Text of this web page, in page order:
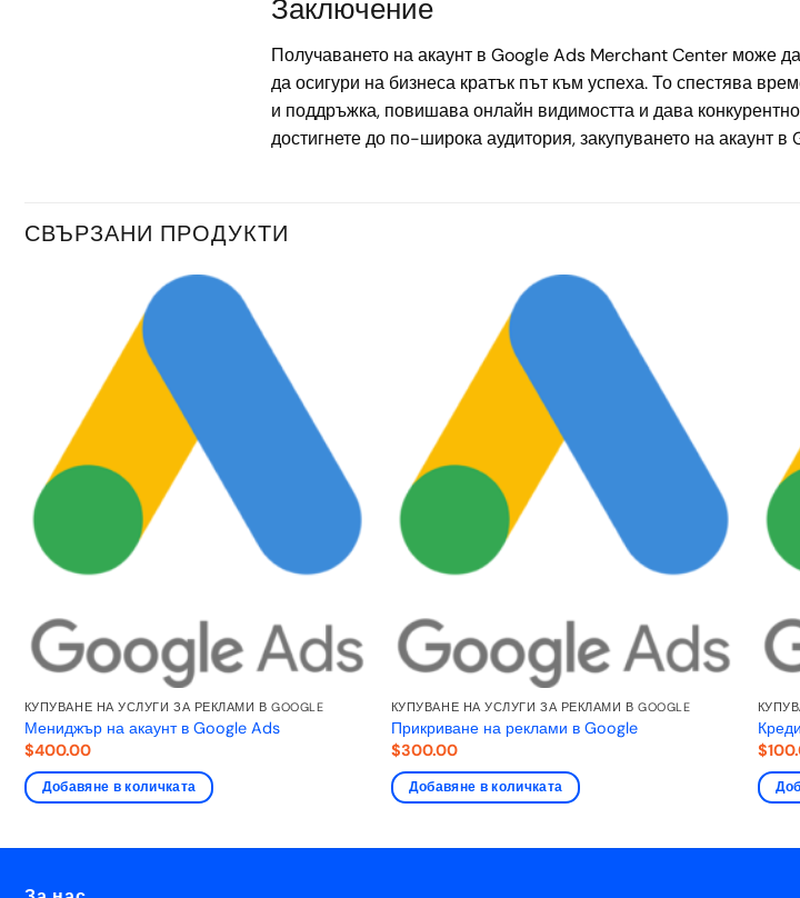
Заключение
Получаването на акаунт в Google Ads Merchant Center може
да осигури на бизнеса кратък път към успеха. То спестява
и поддръжка, повишава онлайн видимостта и дава
достигнете до по-широка аудитория, закупуването на
СВЪРЗАНИ ПРОДУКТИ
КУПУВАНЕ НА УСЛУГИ ЗА РЕКЛАМИ В GOOGLE
Мениджър на акаунт в Google Ads
$400.00
Добавяне в количката
КУПУВАНЕ НА УСЛУГИ ЗА РЕКЛАМИ В GOOGLE
Прикриване на реклами в Google
$300.00
Добавяне в количката
$